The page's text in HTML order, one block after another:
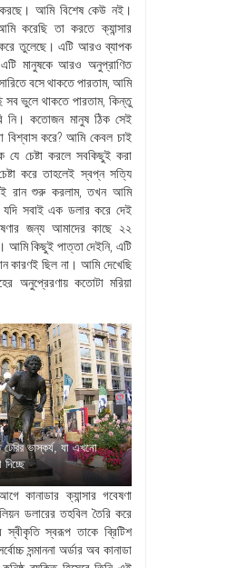
আমি বিশেষ কেউ নই।
করেছি তা করতে ক্যান্সার
তুলেছে। এটি আরও ব্যাপক
মানুষকে আরও অনুপ্রাণিত
বসে থাকতে পারতাম, আমি
সব ভুলে থাকতে পারতাম, কিন্তু
নি। কতোজন মানুষ ঠিক সেই
বিশ্বাস করে? আমি কেবল চাই
যে চেষ্টা করলে সবকিছুই করা
করে তাহলেই স্বপ্ন সত্যি
রান শুরু করলাম, তখন আমি
যদি সবাই এক ডলার করে দেই
জন্য আমাদের কাছে ২২
আমি কিছুই পাত্তা দেইনি, এটি
কারণই ছিল না। আমি দেখেছি
অনুপ্রেরণায় কতোটা মরিয়া
ভাস্কর্য, যা এখনো
কানাডার ক্যান্সার গবেষণা
ডলারের তহবিল তৈরি করে
স্বীকৃতি স্বরূপ তাকে ব্রিটিশ
সন্মাননা অর্ডার অব কানাডা